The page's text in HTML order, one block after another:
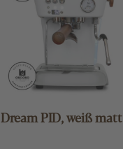
PID, weiß matt